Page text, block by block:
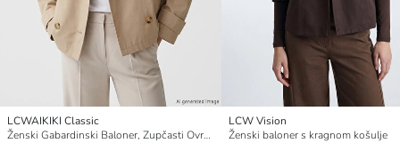
LCWAIKIKI Classic
Ženski Gabardinski Baloner, Zupčasti Ovratnik
LCW Vision
Ženski baloner s kragnom košulje